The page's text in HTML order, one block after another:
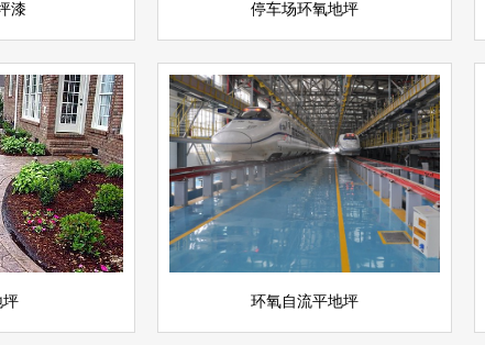
漆 停车场环氧地坪
坪 环氧自流平地坪
环氧自流平地坪
环氧地坪
查看详情
立即询问
查看详情